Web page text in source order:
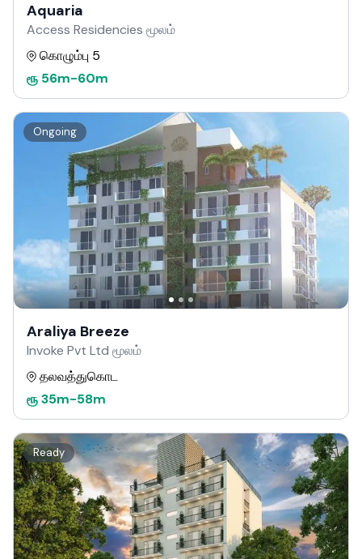
Aquaria
Access Residencies மூலம்
கொழும்பு 5
ரூ 56m-60m
Ongoing
Araliya Breeze
Invoke Pvt Ltd மூலம்
தலவத்துகொட
ரூ35m-58m
Ready